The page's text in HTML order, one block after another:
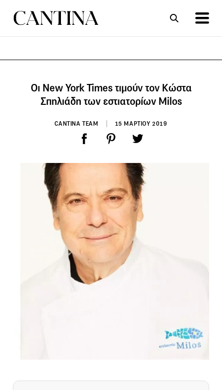
Οι New York Times τιμούν τον Κώστα
Σπηλιάδη των εστιατορίων Milos
CANTINA TEAM 15 ΜΑΡΤΙΟΥ 2019